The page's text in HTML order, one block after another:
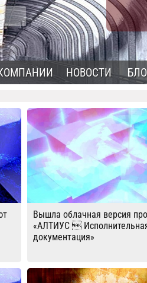
НОВОСТИ
Вышла облачная версия
«АЛТИУС 
документация»